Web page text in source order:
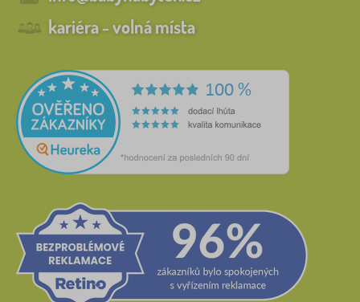
kariéra - volná místa